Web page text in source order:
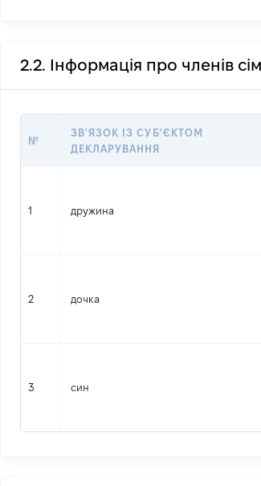
2.2. Інформація про членів
№
ЗВ'ЯЗОК ІЗ СУБ'ЄКТОМ
ДЕКЛАРУВАННЯ
1 дружина
2 дочка
3 син